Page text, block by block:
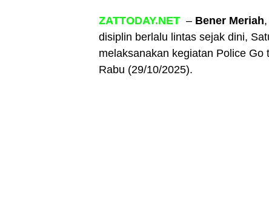
ZATTODAY.NET – Bener Meriah
disiplin berlalu lintas sejak dini,
melaksanakan kegiatan Police
Rabu (29/10/2025).